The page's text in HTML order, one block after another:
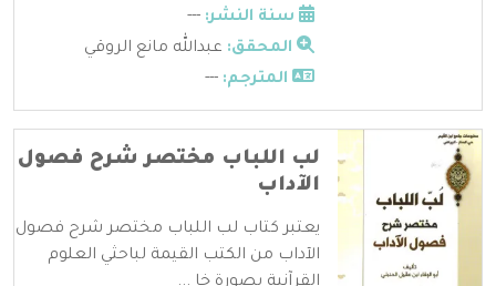
سنة النشر: ---
المحقق: عبدالله مانع الروقي
المترجم: ---
لب اللباب مختصر شرح فصول
الآداب
يعتبر كتاب لب اللباب مختصر شرح فصول
الآداب من الكتب القيمة لباحثي العلوم